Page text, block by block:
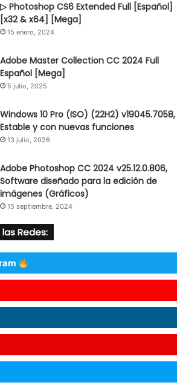
▷ Photoshop CS6 Extended Full [Español]
[x32 & x64] [Mega]
15 enero, 2024
Adobe Master Collection CC 2024 Full
Español [Mega]
5 julio, 2025
Windows 10 Pro (ISO) (22H2) v19045.7058,
Estable y con nuevas funciones
13 julio, 2026
Adobe Photoshop CC 2024 v25.12.0.806,
Software diseñado para la edición de
imágenes (Gráficos)
15 septiembre, 2024
Redes: